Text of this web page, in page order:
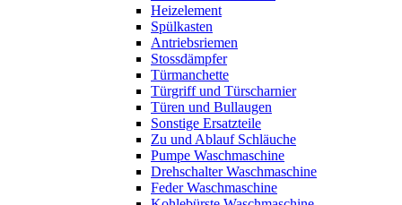
Heizelement
Spülkasten
Antriebsriemen
Stossdämpfer
Türmanchette
Türgriff und Türscharnier
Türen und Bullaugen
Sonstige Ersatzteile
Zu und Ablauf Schläuche
Pumpe Waschmaschine
Drehschalter Waschmaschine
Feder Waschmaschine